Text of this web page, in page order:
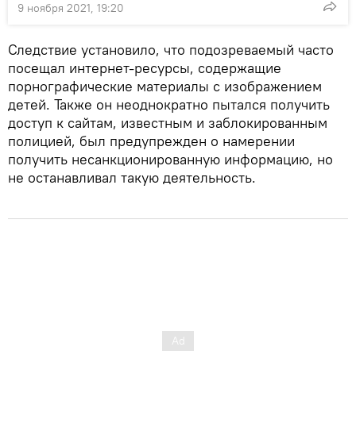
9 ноября 2021, 19:20
Следствие установило, что подозреваемый часто
посещал интернет-ресурсы, содержащие
порнографические материалы с изображением
детей. Также он неоднократно пытался получить
доступ к сайтам, известным и заблокированным
полицией, был предупрежден о намерении
получить несанкционированную информацию, но
не останавливал такую деятельность.